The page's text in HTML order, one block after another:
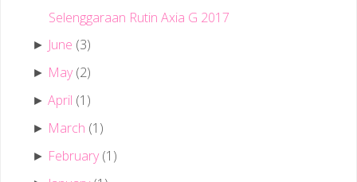
Selenggaraan Rutin Axia G 2017
► June (3)
► May (2)
►April (1)
► March (1)
► February (1)